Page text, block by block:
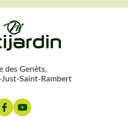
des Genêts,
Saint-Rambert